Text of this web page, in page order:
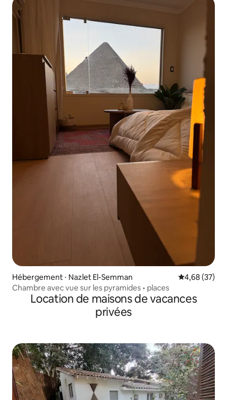
Hébergement ⋅ Nazlet El-Semman Évaluation
4,68 (37)
Chambre avec vue sur les pyramides • places
Location de maisons de vacances
privées